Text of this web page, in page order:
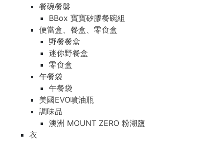
餐碗餐盤
BBox 寶寶矽膠餐碗組
便當盒、餐盒、零食盒
野餐餐盒
迷你野餐盒
零食盒
午餐袋
午餐袋
美國EVO噴油瓶
調味品
澳洲 MOUNT ZERO 粉湖鹽
衣